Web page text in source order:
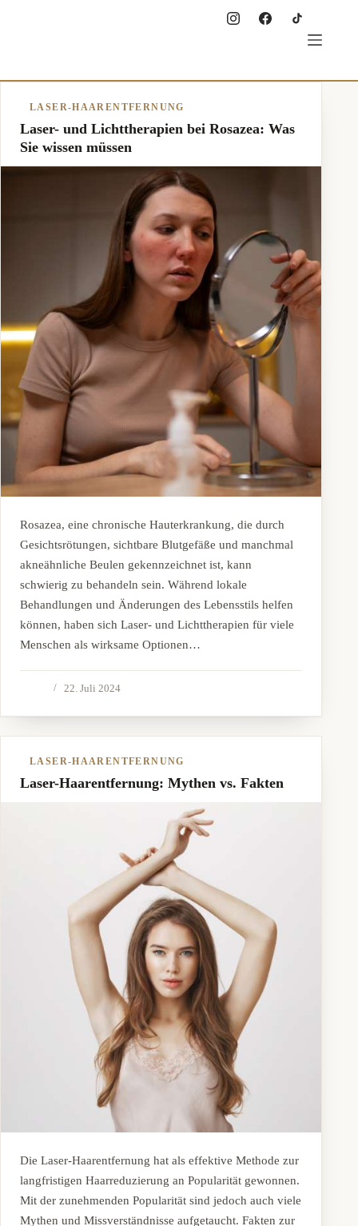
LASER-HAARENTFERNUNG
Laser- und Lichttherapien bei Rosazea: Was
Sie wissen müssen
Rosazea, eine chronische Hauterkrankung, die durch
Gesichtsrötungen, sichtbare Blutgefäße und manchmal
akneähnliche Beulen gekennzeichnet ist, kann
schwierig zu behandeln sein. Während lokale
Behandlungen und Änderungen des Lebensstils helfen
können, haben sich Laser- und Lichttherapien für viele
Menschen als wirksame Optionen…
22. Juli 2024
LASER-HAARENTFERNUNG
Laser-Haarentfernung: Mythen vs. Fakten
Die Laser-Haarentfernung hat als effektive Methode zur
langfristigen Haarreduzierung an Popularität gewonnen.
Mit der zunehmenden Popularität sind jedoch auch viele
Mythen und Missverständnisse aufgetaucht. Fakten zur